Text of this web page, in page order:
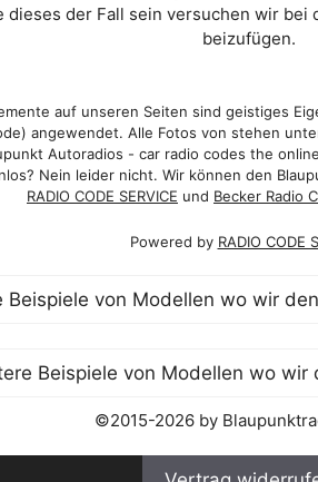
der Fall sein versuchen wir
beizufügen.
auf unseren Seiten sind geistiges
angewendet. Alle Fotos von stehen
Autoradios - car radio codes the
Nein leider nicht. Wir können den
RADIO CODE SERVICE und Becker Radio
Powered by RADIO CODE
©2015-2026 by